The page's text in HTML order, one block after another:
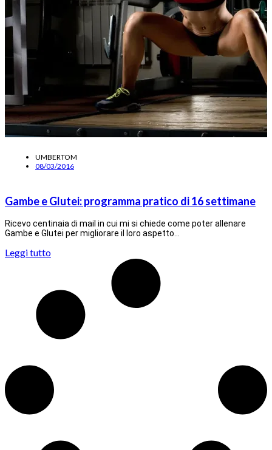
UMBERTOM
08/03/2016
Gambe e Glutei: programma pratico di 16 settimane
Ricevo centinaia di mail in cui mi si chiede come poter allenare
Gambe e Glutei per migliorare il loro aspetto…
Leggi tutto